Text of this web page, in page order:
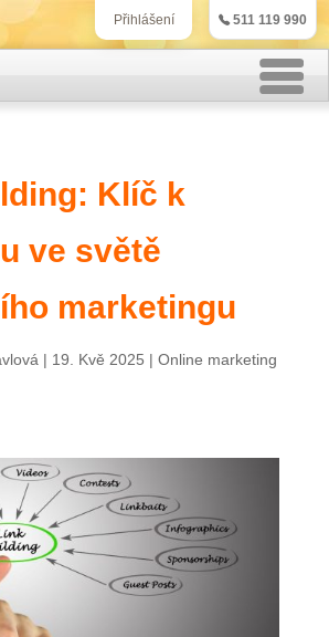
Přihlášení 511 119 990
Kurzy účetnictví
Kurzy personalistiky
Kurzy marketingu
IT kurzy
Kontakt
Zavřít menu
Klíč k
ve světě
marketingu
| 19. Kvě 2025 | Online marketing